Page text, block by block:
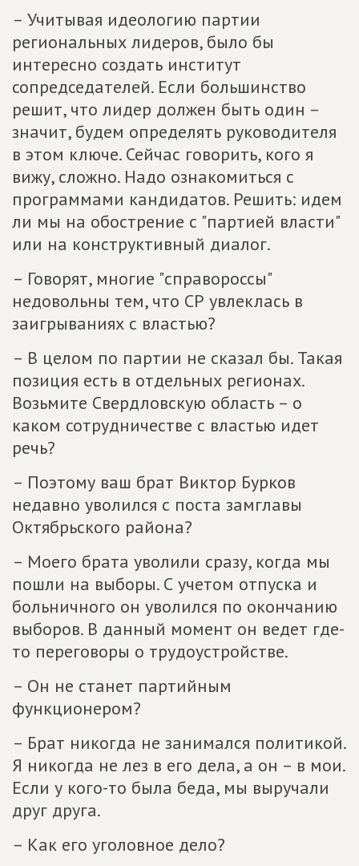
– Учитывая идеологию партии
региональных лидеров, было бы
интересно создать институт
сопредседателей. Если большинство
решит, что лидер должен быть один –
значит, будем определять руководителя
в этом ключе. Сейчас говорить, кого я
вижу, сложно. Надо ознакомиться с
программами кандидатов. Решить: идем
ли мы на обострение с "партией власти"
или на конструктивный диалог.
– Говорят, многие "справороссы"
недовольны тем, что СР увлеклась в
заигрываниях с властью?
– В целом по партии не сказал бы. Такая
позиция есть в отдельных регионах.
Возьмите Свердловскую область – о
каком сотрудничестве с властью идет
речь?
– Поэтому ваш брат Виктор Бурков
недавно уволился с поста замглавы
Октябрьского района?
– Моего брата уволили сразу, когда мы
пошли на выборы. С учетом отпуска и
больничного он уволился по окончанию
выборов. В данный момент он ведет где-
то переговоры о трудоустройстве.
– Он не станет партийным
функционером?
– Брат никогда не занимался политикой.
Я никогда не лез в его дела, а он – в мои.
Если у кого-то была беда, мы выручали
друг друга.
– Как его уголовное дело?